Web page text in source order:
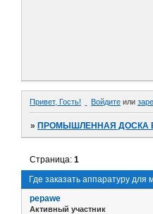
Привет, Гость! Войдите или
»ПРОМЫШЛЕННАЯ ДОСКА
Где заказать аппаратуру для
Страница:1
pepawe
Активный участник